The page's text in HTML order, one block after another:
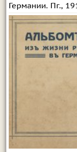
Германии. Пг.,